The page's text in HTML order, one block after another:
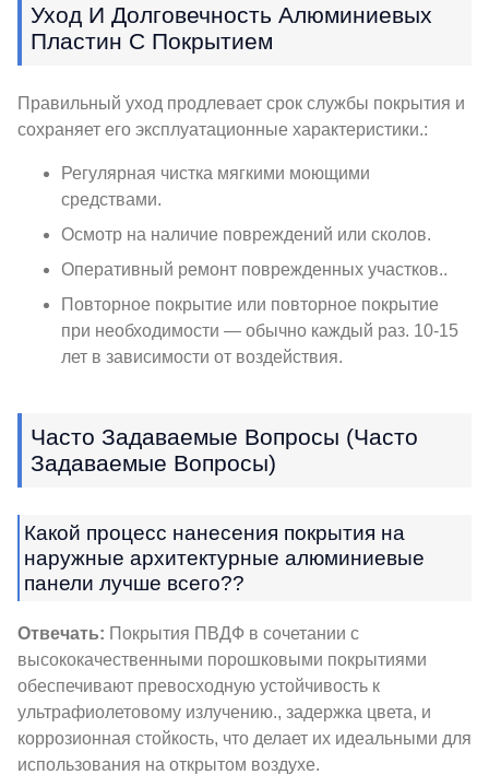
Уход И Долговечность Алюминиевых
Пластин С Покрытием
Правильный уход продлевает срок службы покрытия и
сохраняет его эксплуатационные характеристики.:
Регулярная чистка мягкими моющими
средствами.
Осмотр на наличие повреждений или сколов.
Оперативный ремонт поврежденных участков..
Повторное покрытие или повторное покрытие
при необходимости — обычно каждый раз. 10-15
лет в зависимости от воздействия.
Часто Задаваемые Вопросы (Часто
Задаваемые Вопросы)
Какой процесс нанесения покрытия на
наружные архитектурные алюминиевые
панели лучше всего??
Отвечать: Покрытия ПВДФ в сочетании с
высококачественными порошковыми покрытиями
обеспечивают превосходную устойчивость к
ультрафиолетовому излучению., задержка цвета, и
коррозионная стойкость, что делает их идеальными для
использования на открытом воздухе.